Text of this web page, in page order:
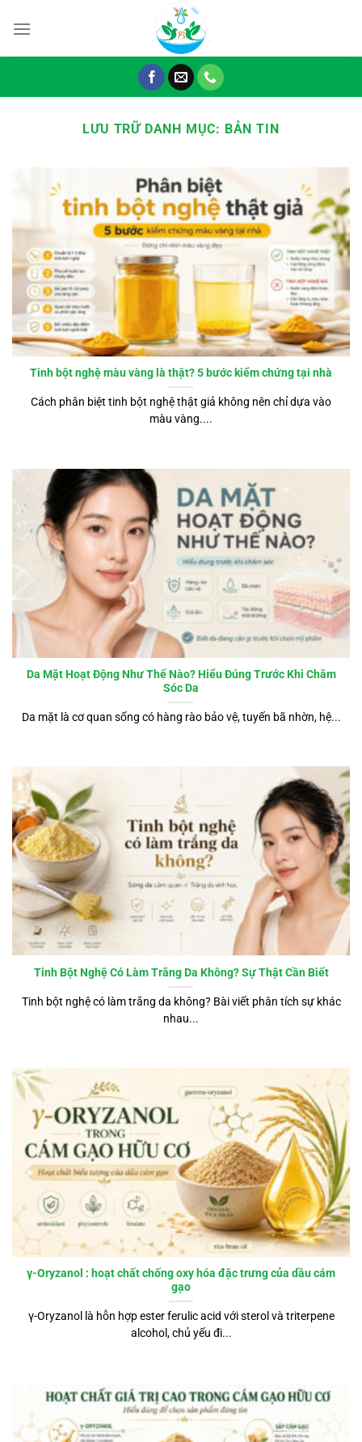
đến
LƯU TRỮ DANH MỤC: BẢN TIN
Tinh bột nghệ màu vàng là thật? 5 bước kiểm chứng tại nhà
Cách phân biệt tinh bột nghệ thật giả không nên chỉ dựa vào
màu vàng....
Da Mặt Hoạt Động Như Thế Nào? Hiểu Đúng Trước Khi Chăm
Sóc Da
Da mặt là cơ quan sống có hàng rào bảo vệ, tuyến bã nhờn, hệ...
Tinh Bột Nghệ Có Làm Trắng Da Không? Sự Thật Cần Biết
Tinh bột nghệ có làm trắng da không? Bài viết phân tích sự khác
nhau...
γ-Oryzanol : hoạt chất chống oxy hóa đặc trưng của dầu cám
gạo
γ-Oryzanol là hỗn hợp ester ferulic acid với sterol và triterpene
alcohol, chủ yếu đi...